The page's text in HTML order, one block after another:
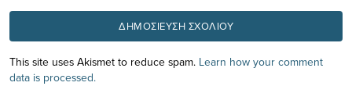
This site uses Akismet to reduce spam. Learn how your comment
data is processed.